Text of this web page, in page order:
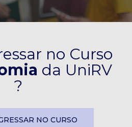
no Curso
da UniRV
?
NO CURSO